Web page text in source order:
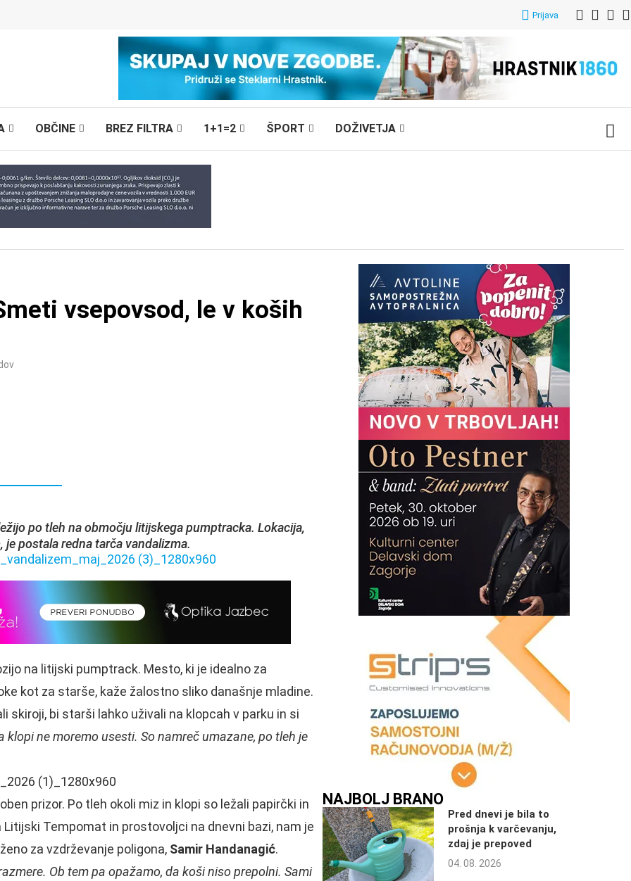
Prijava
OBČINE BREZ FILTRA 1+1=2 ŠPORT DOŽIVETJA
vsepovsod, le v koših
po tleh na območju litijskega pumptracka. Lokacija,
postala redna tarča vandalizma.
na litijski pumptrack. Mesto, ki je idealno za
kot za starše, kaže žalostno sliko današnje mladine.
skiroji, bi starši lahko uživali na klopcah v parku in si
klopi ne moremo usesti. So namreč umazane, po tleh je
prizor. Po tleh okoli miz in klopi so ležali papirčki in
Tempomat in prostovoljci na dnevni bazi, nam je
za vzdrževanje poligona, Samir Handanagić.
Ob tem pa opažamo, da koši niso prepolni. Sami
NAJBOLJ BRANO
Pred dnevi je bila to
prošnja k varčevanju,
zdaj je prepoved
04. 08. 2026